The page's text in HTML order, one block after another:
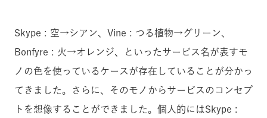
Skype : 空→シアン、Vine : つる植物→グリーン、
Bonfyre : 火→オレンジ、といったサービス名が表すモ
ノの色を使っているケースが存在していることが分かっ
てきました。さらに、そのモノからサービスのコンセプ
トを想像することができました。個人的にはSkype :